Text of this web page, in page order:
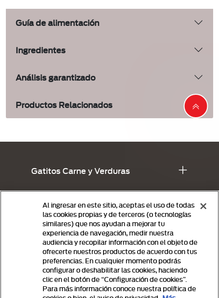
Guía de alimentación
Ingredientes
Análisis garantizado
Productos Relacionados
Gatitos Carne y Verduras
Adultos Carne y Pollo
Comprometidos con el Planeta
Políticas de privacidad
Al ingresar en este sitio, aceptas el uso de todas
las cookies propias y de terceros (o tecnologías
similares) que nos ayudan a mejorar tu
experiencia de navegación, medir nuestra
audiencia y recopilar información con el objeto de
ofrecerte nuestros productos de acuerdo con tus
preferencias. En cualquier momento podrás
configurar o deshabilitar las cookies, haciendo
clic en el botón de “Configuración de cookies”.
Para más información conoce nuestra política de